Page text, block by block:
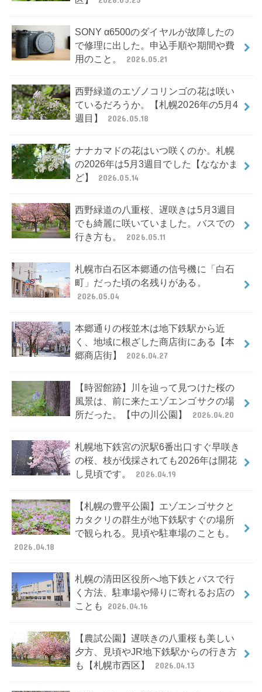
SONY α6500のダイヤルが故障したの
で修理に出した。申込手順や期間や費
用のこと。
2026.05.21
西野緑道のエゾノコリンゴの花は咲い
ているだろうか。【札幌2026年の5月4
週目】
2026.05.18
ナナカマドの花はいつ咲くのか。札幌
の2026年は5月3週目でした【ななかま
ど】
2026.05.14
西野緑道の八重桜、遅咲きは5月3週目
でも綺麗に咲いていました。バスでの
行き方も。
2026.05.11
札幌市白石区本郷通の信号機に「白石
町」だった頃の名残りがある。
2026.05.04
本郷通りの桜並木は地下鉄駅から近
く、地域に根ざした商店街にある【本
郷商店街】
2026.04.27
【時習館跡】川を辿って見つけた桜の
風景は、前に来たエゾエンゴサクの場
所だった。【中の川公園】
2026.04.20
札幌地下鉄宮の沢駅6番出口すぐ早咲き
の桜、枝が伐採されても2026年は開花
し見頃です。
2026.04.19
【札幌の豊平公園】エゾエンゴサクと
カタクリの群生が地下鉄駅すぐの場所
で観られる。見頃や駐車場のことも。
2026.04.18
札幌の清田区役所へ地下鉄とバスで行
く方法、駐車場や帰りに寄れるお店の
ことも
2026.04.16
【農試公園】遅咲きの八重桜も美しい
夕方、見頃やJR地下鉄駅からの行き方
も【札幌市西区】
2026.04.13